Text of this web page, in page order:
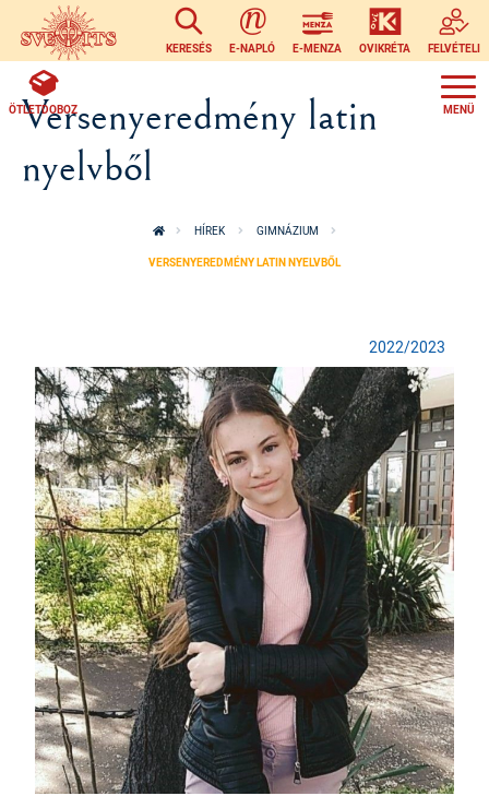
Ugrás a tartalomra
KERESÉS E-NAPLÓ E-MENZA OVIKRÉTA FELVÉTELI
ÖTLETDOBOZ
Versenyeredmény latin
nyelvből
HÍREK GIMNÁZIUM
VERSENYEREDMÉNY LATIN NYELVBŐL
2022/2023